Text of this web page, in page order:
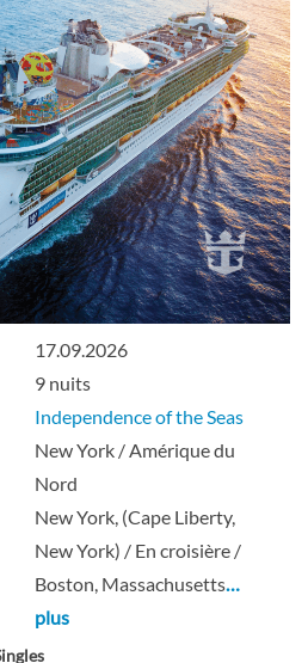
chambre-[OS]
[SB]
17.09.2026
9 nuits
Independence of the Seas
New York / Amérique du
Nord
New York, (Cape Liberty,
New York) / En croisière /
Boston, Massachusetts…
plus